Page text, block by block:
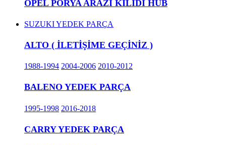
OPEL PORYA ARAZİ KİLİDİ HUB
SUZUKI YEDEK PARÇA
ALTO ( İLETİŞİME GEÇİNİZ )
1988-1994 2004-2006 2010-2012
BALENO YEDEK PARÇA
1995-1998 2016-2018
CARRY YEDEK PARÇA